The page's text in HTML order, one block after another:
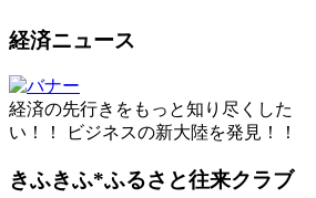
経済ニュース
経済の先行きをもっと知り尽くした
い！！ ビジネスの新大陸を発見！！
きふきふ*ふるさと往来クラブ